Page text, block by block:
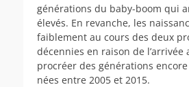
générations du baby-boom qui
élevés. En revanche, les
faiblement au cours des deux
décennies en raison de l’arrivée
procréer des générations
nées entre 2005 et 2015.